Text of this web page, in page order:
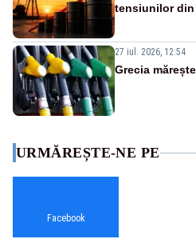
tensiunilor
27 iul. 2026, 12:54
Grecia
URMĂREȘTE-NE PE
Facebook